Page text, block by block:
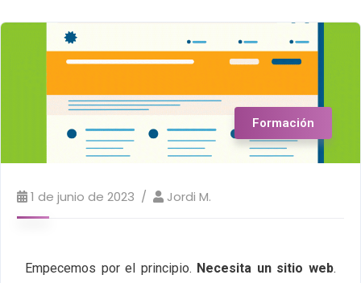
Formación
1 de junio de 2023 Jordi M.
Empecemos por el principio. Necesita un sitio web.